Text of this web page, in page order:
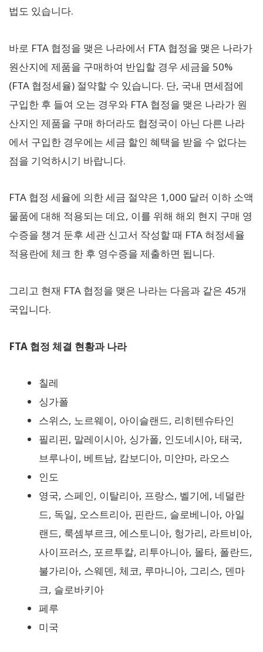
법도 있습니다.
바로 FTA 협정을 맺은 나라에서 FTA 협정을 맺은 나라가
원산지에 제품을 구매하여 반입할 경우 세금을 50%
(FTA 협정세율) 절약할 수 있습니다. 단, 국내 면세점에
구입한 후 들여 오는 경우와 FTA 협정을 맺은 나라가 원
산지인 제품을 구매 하더라도 협정국이 아닌 다른 나라
에서 구입한 경우에는 세금 할인 혜택을 받을 수 없다는
점을 기억하시기 바랍니다.
FTA 협정 세율에 의한 세금 절약은 1,000 달러 이하 소액
물품에 대해 적용되는 데요, 이를 위해 해외 현지 구매 영
수증을 챙겨 둔후 세관 신고서 작성할 때 FTA 혀정세율
적용란에 체크 한 후 영수증을 제출하면 됩니다.
그리고 현재 FTA 협정을 맺은 나라는 다음과 같은 45개
국입니다.
FTA 협정 체결 현황과 나라
칠레
싱가폴
스위스, 노르웨이, 아이슬랜드, 리히텐슈타인
필리핀, 말레이시아, 싱가폴, 인도네시아, 태국,
브루나이, 베트남, 캄보디아, 미얀마, 라오스
인도
영국, 스페인, 이탈리아, 프랑스, 벨기에, 네덜란
드, 독일, 오스트리아, 핀란드, 슬로베니아, 아일
랜드, 룩셈부르크, 에스토니아, 헝가리, 라트비아,
사이프러스, 포르투칼, 리투아니아, 몰타, 폴란드,
불가리아, 스웨덴, 체코, 루마니아, 그리스, 덴마
크, 슬로바키아
페루
미국